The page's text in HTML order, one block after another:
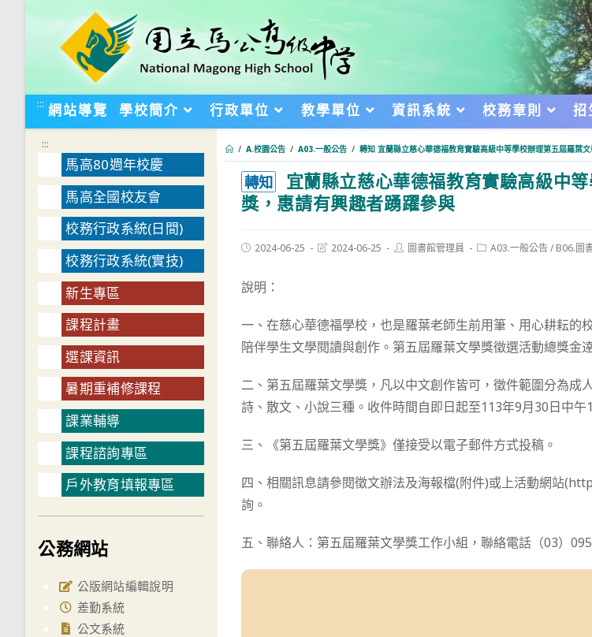
::: 網站導覽 學校簡介 行政單位 教學單位 資訊系統 校務章則
/ A.校園公告 / A03.一般公告 / 轉知 宜蘭縣立慈心華德福教育實驗高級中等學校辦理第五屆羅葉
轉知
宜蘭縣立慈心華德福教育實驗高級中
獎，惠請有興趣者踴躍參與
Post2024-06-25
Post2024-06-25
Post圖書館管理員
PostA03.一般公告/ B06.圖
說明：
一、在慈心華德福學校，也是羅葉老師生前用筆、用心耕耘的
陪伴學生文學閱讀與創作。第五屆羅葉文學獎徵選活動總獎金
二、第五屆羅葉文學獎，凡以中文創作皆可，徵件範圍分為成
詩、散文、小說三種。收件時間自即日起至113年9月30日中午
三、《第五屆羅葉文學獎》僅接受以電子郵件方式投稿。
四、相關訊息請參閱徵文辦法及海報檔(附件)或上活動網站
詢。
五、聯絡人：第五屆羅葉文學獎工作小組，聯絡電話（03）
:::
馬高80週年校慶
馬高全國校友會
校務行政系統(日間)
校務行政系統(實技)
新生專區
課程計畫
選課資訊
暑期重補修課程
課業輔導
課程諮詢專區
戶外教育填報專區
公務網站
公版網站編輯說明
差勤系統
公文系統